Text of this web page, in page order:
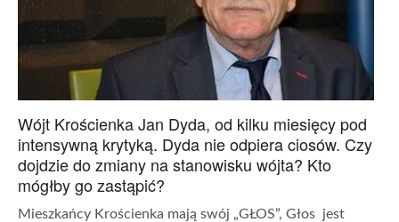
Wójt Krościenka Jan Dyda, od kilku miesięcy pod
intensywną krytyką. Dyda nie odpiera ciosów. Czy
dojdzie do zmiany na stanowisku wójta? Kto
mógłby go zastąpić?
Mieszkańcy Krościenka mają swój „GŁOS”, Głos jest